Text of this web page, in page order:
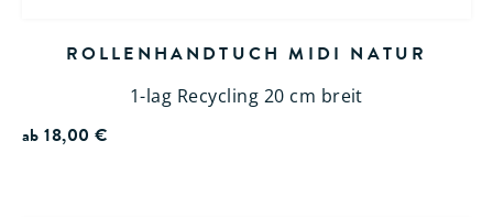
ROLLENHANDTUCH MIDI NATUR
1-lag Recycling 20 cm breit
ab18,00€